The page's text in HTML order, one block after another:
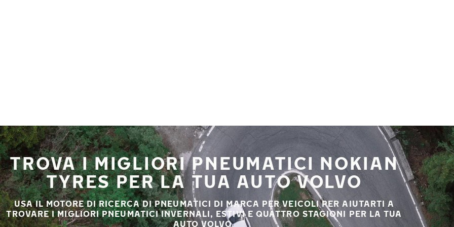
TROVA I MIGLIORI PNEUMATICI NOKIAN
TYRES PER LA TUA AUTO VOLVO
USA IL MOTORE DI RICERCA DI PNEUMATICI DI MARCA PER VEICOLI PER AIUTARTI A
TROVARE I MIGLIORI PNEUMATICI INVERNALI, ESTIVI E QUATTRO STAGIONI PER LA TUA
AUTO VOLVO.